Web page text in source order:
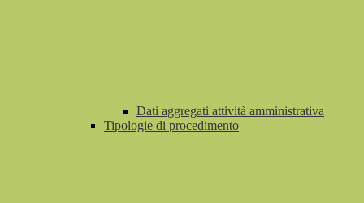
Dati aggregati attività amministrativa
Tipologie di procedimento